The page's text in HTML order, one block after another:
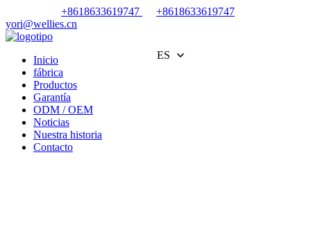
+8618633619747
+8618633619747
yori@wellies.cn
ES
Inicio
fábrica
Productos
Garantía
ODM / OEM
Noticias
Nuestra historia
Contacto